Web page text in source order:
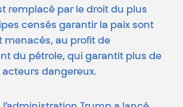
remplacé par le droit du plus
censés garantir la paix sont
menacés, au profit de
du pétrole, qui garantit plus de
acteurs dangereux.